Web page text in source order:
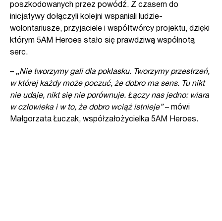
poszkodowanych przez powódź. Z czasem do
inicjatywy dołączyli kolejni wspaniali ludzie-
wolontariusze, przyjaciele i współtwórcy projektu, dzięki
którym 5AM Heroes stało się prawdziwą wspólnotą
serc.
– „Nie tworzymy gali dla poklasku. Tworzymy przestrzeń,
w której każdy może poczuć, że dobro ma sens. Tu nikt
nie udaje, nikt się nie porównuje. Łączy nas jedno: wiara
w człowieka i w to, że dobro wciąż istnieje”– mówi
Małgorzata Łuczak, współzałożycielka 5AM Heroes.